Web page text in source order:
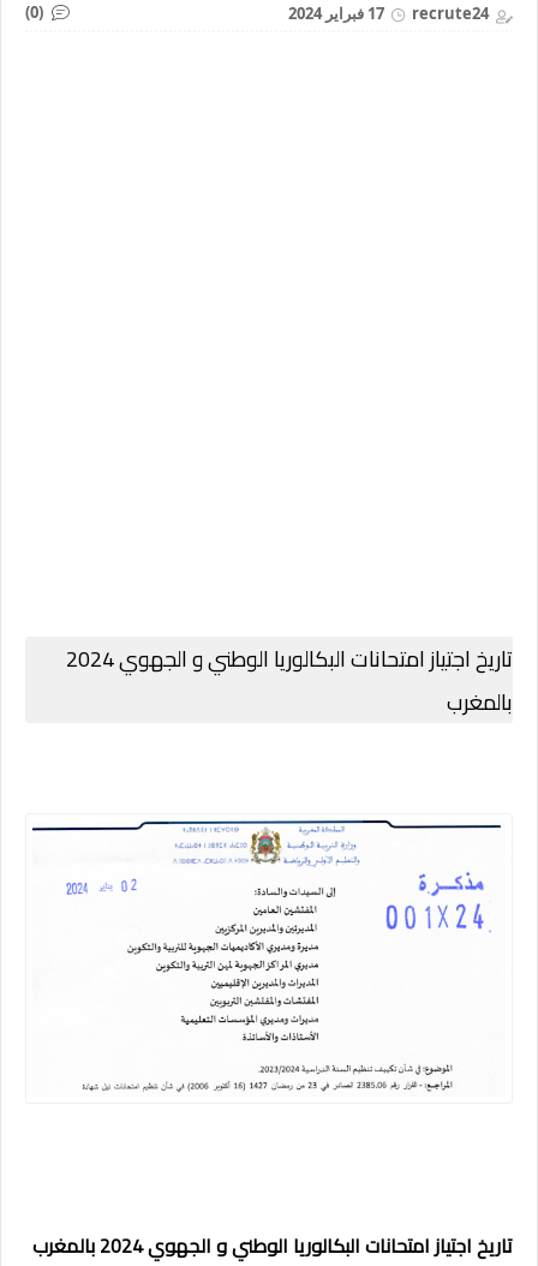
recrute24 17 فبراير 2024 (0)
تاريخ اجتياز امتحانات البكالوريا الوطني و الجهوي 2024
بالمغرب
تاريخ اجتياز امتحانات البكالوريا الوطني و الجهوي 2024 بالمغرب